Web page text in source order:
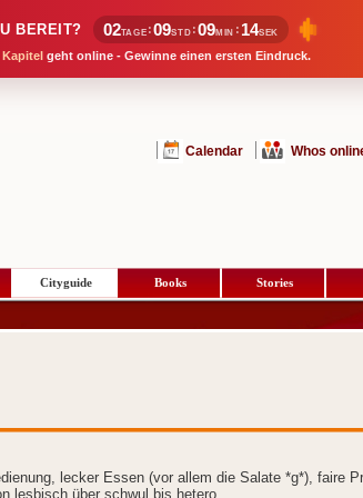
BEREIT? 02TAGE :09STD :09MIN : 14SEK
Kapitel geht online - Gewinne einen ersten Eindruck.
Calendar Whos
Cityguide Books Stories
lecker Essen (vor allem die Salate *g*), faire
lesbisch über schwul bis hetero.